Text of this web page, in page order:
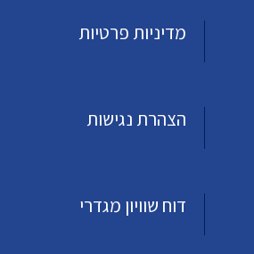
מדיניות פרטיות
הצהרת נגישות
דוח שוויון מגדרי